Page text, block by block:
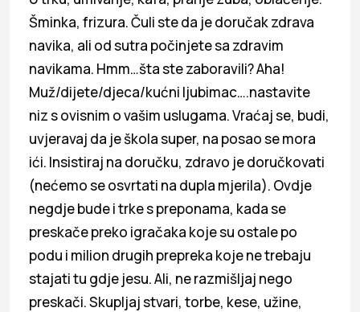
Šminka, frizura. Čuli ste da je doručak zdrava
navika, ali od sutra počinjete sa zdravim
navikama. Hmm…šta ste zaboravili? Aha!
Muž/dijete/djeca/kućni ljubimac….nastavite
niz s ovisnim o vašim uslugama. Vraćaj se, budi,
uvjeravaj da je škola super, na posao se mora
ići. Insistiraj na doručku, zdravo je doručkovati
(nećemo se osvrtati na dupla mjerila). Ovdje
negdje bude i trke s preponama, kada se
preskače preko igračaka koje su ostale po
podu i milion drugih prepreka koje ne trebaju
stajati tu gdje jesu. Ali, ne razmišljaj nego
preskači. Skupljaj stvari, torbe, kese, užine,